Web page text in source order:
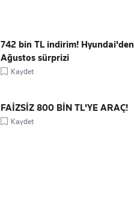
742 bin TL indirim! Hyundai'den
Ağustos sürprizi
Kaydet
FAİZSİZ 800 BİN TL'YE ARAÇ!
Kaydet